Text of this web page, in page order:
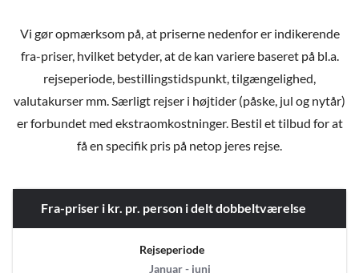
Vi gør opmærksom på, at priserne nedenfor er indikerende
fra-priser, hvilket betyder, at de kan variere baseret på bl.a.
rejseperiode, bestillingstidspunkt, tilgængelighed,
valutakurser mm. Særligt rejser i højtider (påske, jul og nytår)
er forbundet med ekstraomkostninger. Bestil et tilbud for at
få en specifik pris på netop jeres rejse.
Fra-priser i kr. pr. person i delt dobbeltværelse
Rejseperiode
Januar - juni